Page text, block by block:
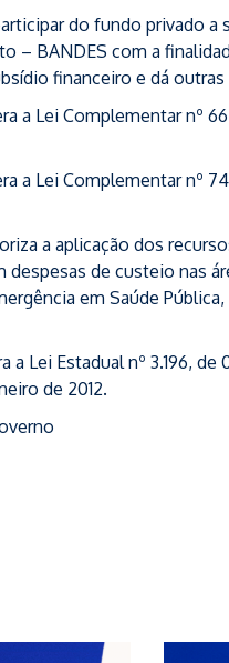
do fundo privado
– BANDES com a
financeiro e dá
a Lei Complementar nº
a Lei Complementar nº
a aplicação dos
despesas de custeio nas
em Saúde
a Lei Estadual nº 3.196,
de 2012.